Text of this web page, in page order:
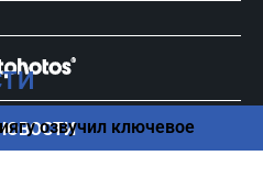
озвучил ключевое
защищены